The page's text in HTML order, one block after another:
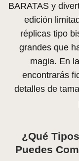
BARATAS y
edición
réplicas tipo
grandes que
magia. En
encontrarás
detalles de
¿Qué
Puedes